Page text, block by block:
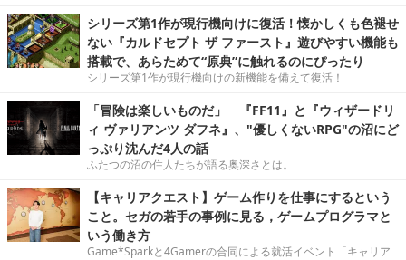
シリーズ第1作が現行機向けに復活！懐かしくも色褪せ
ない『カルドセプト ザ ファースト』遊びやすい機能も
搭載で、あらためて“原典”に触れるのにぴったり
シリーズ第1作が現行機向けの新機能を備えて復活！
「冒険は楽しいものだ」 ─『FF11』と『ウィザードリ
ィ ヴァリアンツ ダフネ』、"優しくないRPG"の沼にど
っぷり沈んだ4人の話
ふたつの沼の住人たちが語る奥深さとは。
【キャリアクエスト】ゲーム作りを仕事にするという
こと。セガの若手の事例に見る，ゲームプログラマと
いう働き方
Game*Sparkと4Gamerの合同による就活イベント「キャリア